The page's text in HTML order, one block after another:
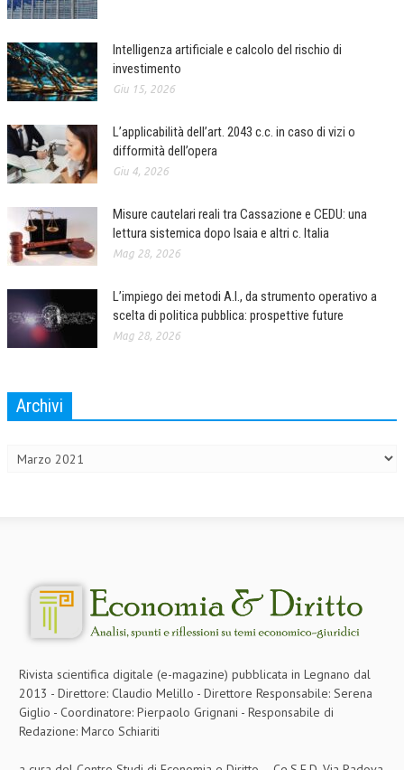
CORPORATE SOCIAL RESPONSIBILITY
ECONOMIA DELL’ARTE
INTERNAZIONALIZZAZIONE
HUMAN RESOURCES
MARKETING
TREASURY IN FINANCIAL SERVICES
RISK MANAGEMENT
SVILUPPO SOSTENIBILE
L’UMANISTA
DIRITTO PENALE D’IMPRESA
CRIMINOLOGIA E CRIMINALISTICA
SICUREZZA SUL LAVORO
DIRITTO TRIBUTARIO
FISCALITÀ INTERNAZIONALE
TAX RISK MANAGEMENT
Intelligenza artificiale e calcolo del rischio di
investimento
Giu 15, 2026
L’applicabilità dell’art. 2043 c.c. in caso di vizi o
difformità dell’opera
Giu 4, 2026
Misure cautelari reali tra Cassazione e CEDU: una
lettura sistemica dopo Isaia e altri c. Italia
Mag 28, 2026
L’impiego dei metodi A.I., da strumento operativo a
scelta di politica pubblica: prospettive future
Mag 28, 2026
Archivi
Rivista scientifica digitale (e-magazine) pubblicata in Legnano dal
2013 - Direttore: Claudio Melillo - Direttore Responsabile: Serena
Giglio - Coordinatore: Pierpaolo Grignani - Responsabile di
Redazione: Marco Schiariti